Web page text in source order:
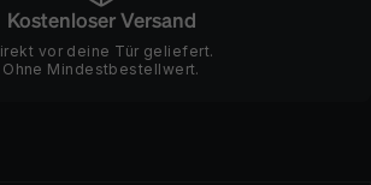
Kostenloser Versand
vor deine Tür geliefert.
Ohne Mindestbestellwert.